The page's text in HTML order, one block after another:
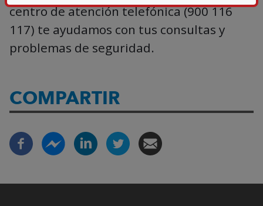
centro de atención telefónica (900 116
117) te ayudamos con tus consultas y
problemas de seguridad.
COMPARTIR